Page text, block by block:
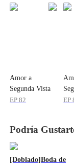
Amor a
Segunda Vista
EP82 EP
Podría
[Doblado]Boda de